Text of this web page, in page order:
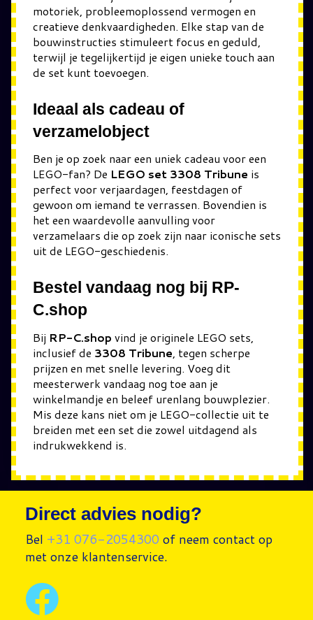
motoriek, probleemoplossend vermogen en
creatieve denkvaardigheden. Elke stap van de
bouwinstructies stimuleert focus en geduld,
terwijl je tegelijkertijd je eigen unieke touch aan
de set kunt toevoegen.
Ideaal als cadeau of
verzamelobject
Ben je op zoek naar een uniek cadeau voor een
LEGO-fan? De LEGO set 3308 Tribune is
perfect voor verjaardagen, feestdagen of
gewoon om iemand te verrassen. Bovendien is
het een waardevolle aanvulling voor
verzamelaars die op zoek zijn naar iconische sets
uit de LEGO-geschiedenis.
Bestel vandaag nog bij RP-
C.shop
Bij RP-C.shop vind je originele LEGO sets,
inclusief de 3308 Tribune , tegen scherpe
prijzen en met snelle levering. Voeg dit
meesterwerk vandaag nog toe aan je
winkelmandje en beleef urenlang bouwplezier.
Mis deze kans niet om je LEGO-collectie uit te
breiden met een set die zowel uitdagend als
indrukwekkend is.
Direct advies nodig?
Bel +31 076-2054300 of neem contact op
met onze klantenservice.